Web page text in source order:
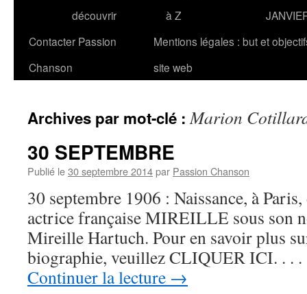
découvrir
à Z
Contacter Passion
Chanson
Mentions légales : but et
site web
Archives par mot-clé :Marion
30 SEPTEMBRE
Publié le30 septembre 2014par Passion Chanson
30 septembre 1906 : Naissance, à
actrice française MIREILLE sous son
Mireille Hartuch. Pour en savoir plus
biographie, veuillez CLIQUER ICI.
Continuer la lecture →